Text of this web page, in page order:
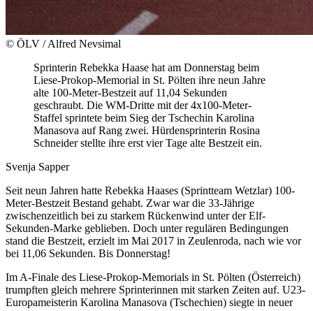
© ÖLV / Alfred Nevsimal
Sprinterin Rebekka Haase hat am Donnerstag beim
Liese-Prokop-Memorial in St. Pölten ihre neun Jahre
alte 100-Meter-Bestzeit auf 11,04 Sekunden
geschraubt. Die WM-Dritte mit der 4x100-Meter-
Staffel sprintete beim Sieg der Tschechin Karolina
Manasova auf Rang zwei. Hürdensprinterin Rosina
Schneider stellte ihre erst vier Tage alte Bestzeit ein.
Svenja Sapper
Seit neun Jahren hatte Rebekka Haases (Sprintteam Wetzlar) 100-
Meter-Bestzeit Bestand gehabt. Zwar war die 33-Jährige
zwischenzeitlich bei zu starkem Rückenwind unter der Elf-
Sekunden-Marke geblieben. Doch unter regulären Bedingungen
stand die Bestzeit, erzielt im Mai 2017 in Zeulenroda, nach wie vor
bei 11,06 Sekunden. Bis Donnerstag!
Im A-Finale des Liese-Prokop-Memorials in St. Pölten (Österreich)
trumpften gleich mehrere Sprinterinnen mit starken Zeiten auf. U23-
Europameisterin Karolina Manasova (Tschechien) siegte in neuer